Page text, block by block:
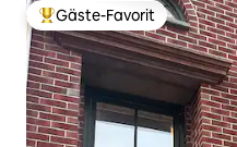
Beliebter Gäste-Favorit.
Gäste-Favorit